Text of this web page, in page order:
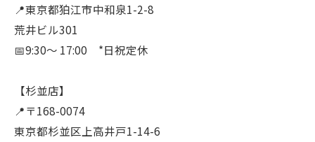
📍東京都狛江市中和泉1-2-8
荒井ビル301
📅9:30〜 17:00 *日祝定休
【杉並店】
📍〒168-0074
東京都杉並区上高井戸1-14-6